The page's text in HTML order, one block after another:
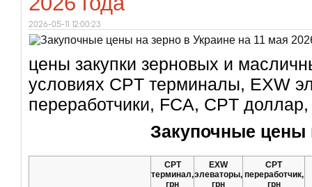
2026-05-11 12:00:23
цены закупки зерновых и
условиях CPT терминалы, EXW
переработчики, FCA, CPT
Закупочные цены
CPT
терминал,
грн
EXW
элеваторы,
грн
CPT
переработчик,
грн